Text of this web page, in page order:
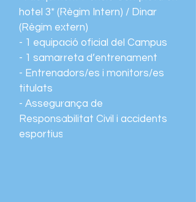
hotel 3* (Règim Intern) / Dinar
(Règim extern)
- 1 equipació oficial del Campus
- 1 samarreta d’entrenament
- Entrenadors/es i monitors/es
titulats
- Assegurança de
Responsabilitat Civil i accidents
esportius